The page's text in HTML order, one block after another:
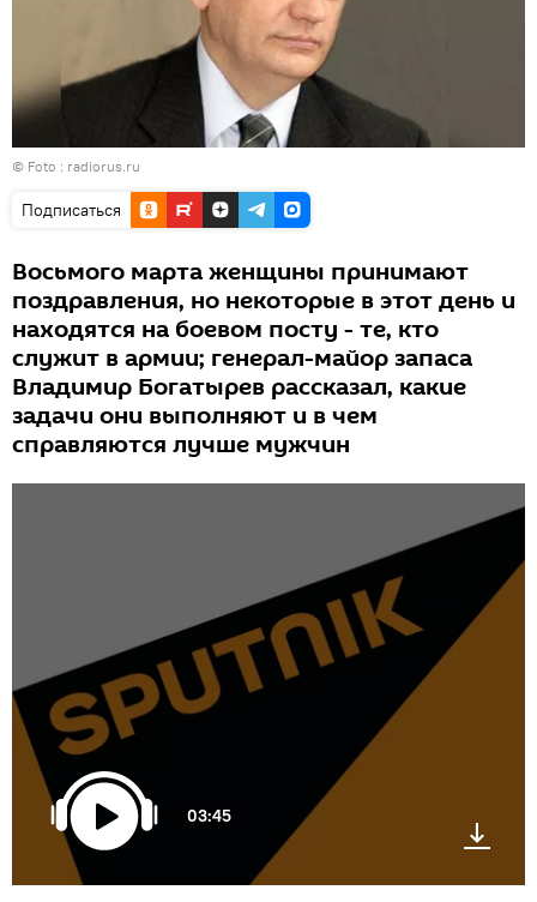
© Foto : radiorus.ru
Подписаться
Восьмого марта женщины принимают
поздравления, но некоторые в этот день и
находятся на боевом посту - те, кто
служит в армии; генерал-майор запаса
Владимир Богатырев рассказал, какие
задачи они выполняют и в чем
справляются лучше мужчин
03:45